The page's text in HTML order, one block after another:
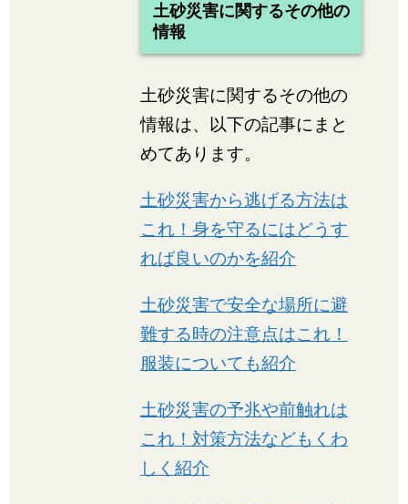
土砂災害に関するその他の
情報
土砂災害に関するその他の
情報は、以下の記事にまと
めてあります。
土砂災害から逃げる方法は
これ！身を守るにはどうす
れば良いのかを紹介
土砂災害で安全な場所に避
難する時の注意点はこれ！
服装についても紹介
土砂災害の予兆や前触れは
これ！対策方法などもくわ
しく紹介